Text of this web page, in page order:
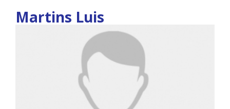
Martins Luis